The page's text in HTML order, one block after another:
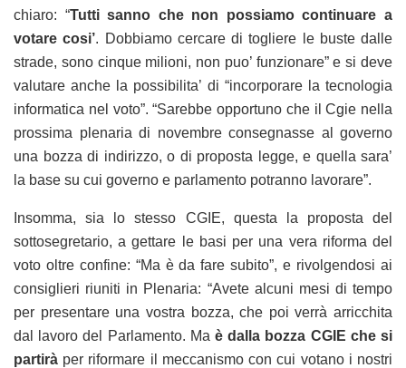
chiaro: “Tutti sanno che non possiamo continuare a
votare cosi’. Dobbiamo cercare di togliere le buste dalle
strade, sono cinque milioni, non puo’ funzionare” e si deve
valutare anche la possibilita’ di “incorporare la tecnologia
informatica nel voto”. “Sarebbe opportuno che il Cgie nella
prossima plenaria di novembre consegnasse al governo
una bozza di indirizzo, o di proposta legge, e quella sara’
la base su cui governo e parlamento potranno lavorare”.
Insomma, sia lo stesso CGIE, questa la proposta del
sottosegretario, a gettare le basi per una vera riforma del
voto oltre confine: “Ma è da fare subito”, e rivolgendosi ai
consiglieri riuniti in Plenaria: “Avete alcuni mesi di tempo
per presentare una vostra bozza, che poi verrà arricchita
dal lavoro del Parlamento. Ma è dalla bozza CGIE che si
partirà per riformare il meccanismo con cui votano i nostri